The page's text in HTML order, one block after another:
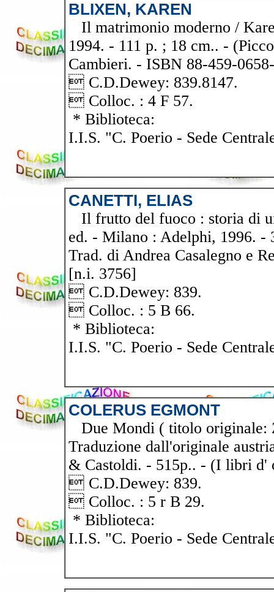
BLIXEN, KAREN
Il matrimonio moderno /
1994. - 111 p. ; 18 cm.. -
Cambieri. - ISBN 88-459-
 C.D.Dewey: 839.8147.
 Colloc. : 4 F 57.
* Biblioteca:
I.I.S. "C. Poerio - Sede
CANETTI, ELIAS
Il frutto del fuoco : storia di
ed. - Milano : Adelphi, 1996. -
Trad. di Andrea Casalegno e
[n.i. 3756]
 C.D.Dewey: 839.
 Colloc. : 5 B 66.
* Biblioteca:
I.I.S. "C. Poerio - Sede
COLERUS EGMONT
Due Mondi ( titolo originale:
Traduzione dall'originale
& Castoldi. - 515p.. - (I libri d'
 C.D.Dewey: 839.
 Colloc. : 5 r B 29.
* Biblioteca:
I.I.S. "C. Poerio - Sede